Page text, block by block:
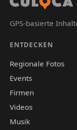
GPS-basierte
ENTDECKEN
Regionale Fotos
Events
Firmen
Videos
Musik